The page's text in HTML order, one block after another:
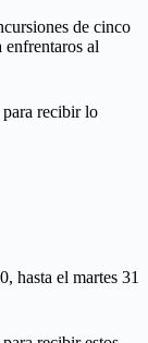
de cinco
enfrentaros al
para recibir lo
hasta el martes 31